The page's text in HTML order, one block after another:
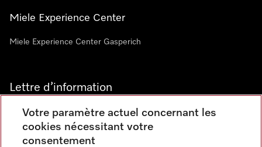
Miele Experience Center
Miele Experience Center Gasperich
Lettre d’information
Votre paramètre actuel concernant les
cookies nécessitant votre
consentement